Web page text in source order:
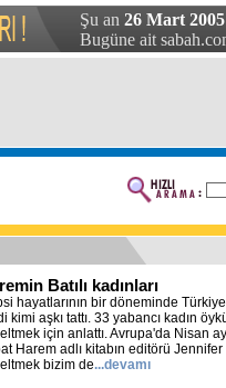
Şu an 26 Mart
Bugüne ait
Batılı kadınları
hayatlarının bir döneminde
kimi aşkı tattı. 33 yabancı kadın
için anlattı. Avrupa'da Nisan
Harem adlı kitabın editörü Jennifer
bizim de...devamı